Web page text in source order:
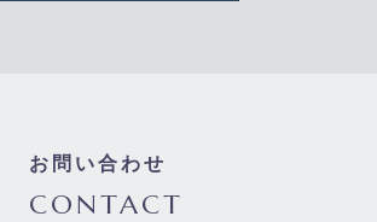
お問い合わせ
CONTACT